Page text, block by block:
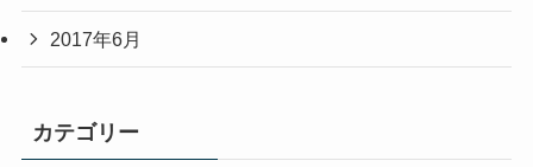
2017年6月
カテゴリー